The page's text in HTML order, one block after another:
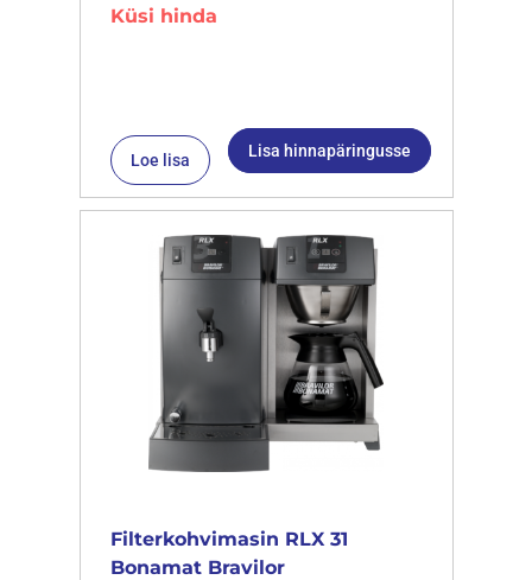
Küsi hinda
Loe lisa Lisa hinnapäringusse
Filterkohvimasin RLX 31
Bonamat Bravilor